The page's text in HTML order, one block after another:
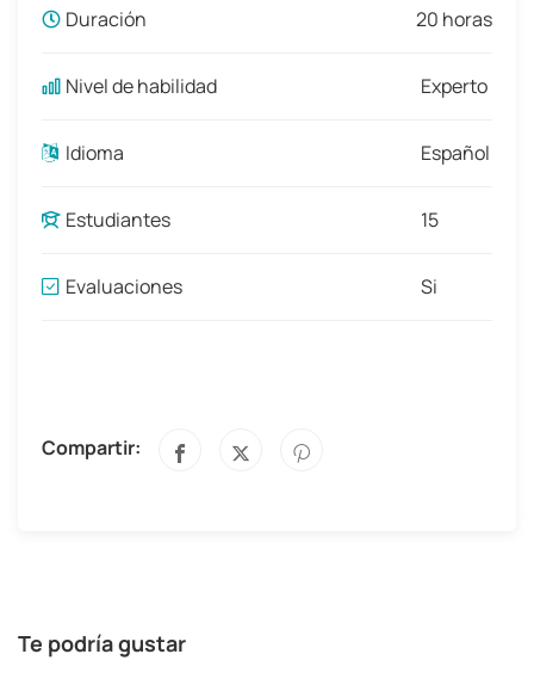
Duración 20 horas
Nivel de habilidad Experto
Idioma Español
Estudiantes 15
Evaluaciones Si
Compartir:
Te podría gustar